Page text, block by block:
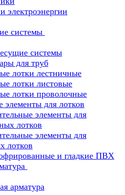
электроэнергии
системы
системы
для труб
лотки лестничные
лотки листовые
лотки проволочные
элементы для лотков
элементы для
лотков
элементы для
лотков
и гладкие ПВХ
арматура